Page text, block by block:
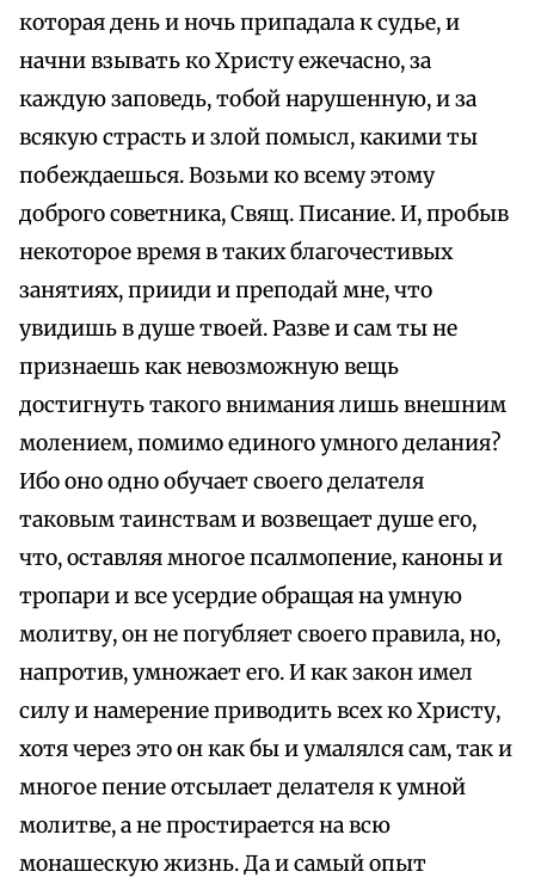
которая день и ночь припадала к судье, и
начни взывать ко Христу ежечасно, за
каждую заповедь, тобой нарушенную, и за
всякую страсть и злой помысл, какими ты
побеждаешься. Возьми ко всему этому
доброго советника, Свящ. Писание. И, пробыв
некоторое время в таких благочестивых
занятиях, прииди и преподай мне, что
увидишь в душе твоей. Разве и сам ты не
признаешь как невозможную вещь
достигнуть такого внимания лишь внешним
молением, помимо единого умного делания?
Ибо оно одно обучает своего делателя
таковым таинствам и возвещает душе его,
что, оставляя многое псалмопение, каноны и
тропари и все усердие обращая на умную
молитву, он не погубляет своего правила, но,
напротив, умножает его. И как закон имел
силу и намерение приводить всех ко Христу,
хотя через это он как бы и умалялся сам, так и
многое пение отсылает делателя к умной
молитве, а не простирается на всю
монашескую жизнь. Да и самый опыт